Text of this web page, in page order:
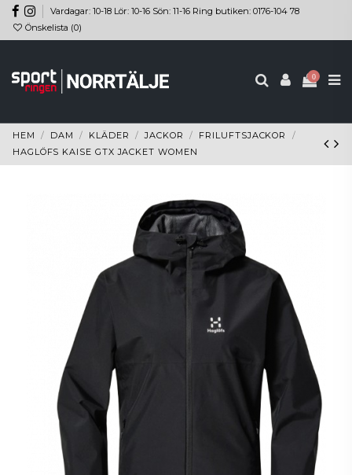
Vardagar: 10-18 Lör: 10-16 Sön: 11-16 Ring butiken: 0176-104 78
Önskelista (0)
0
HEM DAM KLÄDER JACKOR
FRILUFTSJACKOR
HAGLÖFS KAISE GTX JACKET WOMEN